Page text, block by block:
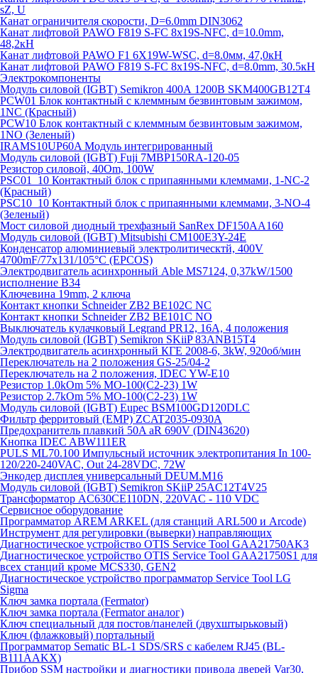
sZ, U
Канат ограничителя скорости, D=6.0mm DIN3062
Канат лифтовой PAWO F819 S-FC 8х19S-NFC, d=10.0mm,
48,2кН
Канат лифтовой PAWO F1 6X19W-WSC, d=8.0мм, 47,0кН
Канат лифтовой PAWO F819 S-FC 8х19S-NFC, d=8.0mm, 30.5кН
Электрокомпоненты
Модуль силовой (IGBT) Semikron 400А 1200В SKM400GB12T4
PCW01 Блок контактный с клеммным безвинтовым зажимом,
1NC (Красный)
PCW10 Блок контактный с клеммным безвинтовым зажимом,
1NO (Зеленый)
IRAMS10UP60A Модуль интегрированный
Модуль силовой (IGBT) Fuji 7MBP150RA-120-05
Резистор силовой, 40Om, 100W
PSC01_10 Контактный блок с припаянными клеммами, 1-NC-2
(Красный)
PSC10_10 Контактный блок с припаянными клеммами, 3-NO-4
(Зеленый)
Мост силовой диодный трехфазный SanRex DF150AA160
Модуль силовой (IGBT) Mitsubishi CM100E3Y-24E
Конденсатор алюминиевый электролитическтй, 400V
4700mF/77x131/105°C (EPCOS)
Электродвигатель асинхронный Able MS7124, 0,37kW/1500
исполнение В34
Ключевина 19mm, 2 ключа
Контакт кнопки Schneider ZB2 BE102C NC
Контакт кнопки Schneider ZB2 BE101C NO
Выключатель кулачковый Legrand PR12, 16A, 4 положения
Модуль силовой (IGBT) Semikron SKiiP 83ANB15T4
Электродвигатель асинхронный КГЕ 2008-6, 3kW, 920об/мин
Переключатель на 2 положения GS-25/04-2
Переключатель на 2 положения, IDEC YW-E10
Резистор 1.0kOm 5% МО-100(С2-23) 1W
Резистор 2.7kOm 5% МО-100(С2-23) 1W
Модуль силовой (IGBT) Eupec BSM100GD120DLC
Фильтр ферритовый (EMP) ZCAT2035-0930A
Предохранитель плавкий 50A aR 690V (DIN43620)
Кнопка IDEC ABW111ER
PULS ML70.100 Импульсный источник электропитания In 100-
120/220-240VAC, Out 24-28VDC, 72W
Энкодер дисплея универсальный DEUM.M16
Модуль силовой (IGBT) Semikron SKiiP 25AC12T4V25
Трансформатор AC630CE110DN, 220VAC - 110 VDC
Сервисное оборудование
Программатор AREM ARKEL (для станций ARL500 и Arcode)
Инструмент для регулировки (выверки) направляющих
Диагностическое устройство OTIS Service Tool GAA21750AK3
Диагностическое устройство OTIS Service Tool GAA21750S1 для
всех станций кроме MCS330, GEN2
Диагностическое устройство программатор Service Tool LG
Sigma
Ключ замка портала (Fermator)
Ключ замка портала (Fermator аналог)
Ключ специальный для постов/панелей (двухштырьковый)
Ключ (флажковый) портальный
Программатор Sematic BL-1 SDS/SRS с кабелем RJ45 (BL-
B111AAKX)
Прибор SSM настройки и диагностики привода дверей Var30,